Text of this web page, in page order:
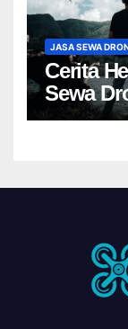
JASA SEWA
Cerita
Sewa